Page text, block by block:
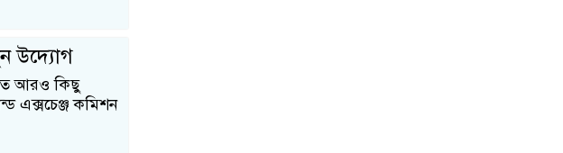
উদ্যোগ
আরও কিছু
এক্সচেঞ্জ কমিশন